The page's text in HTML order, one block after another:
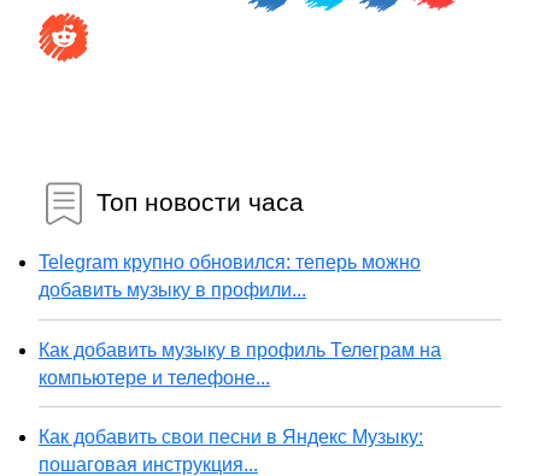
Топ новости часа
Telegram крупно обновился: теперь можно
добавить музыку в профили...
Как добавить музыку в профиль Телеграм на
компьютере и телефоне...
Как добавить свои песни в Яндекс Музыку:
пошаговая инструкция...